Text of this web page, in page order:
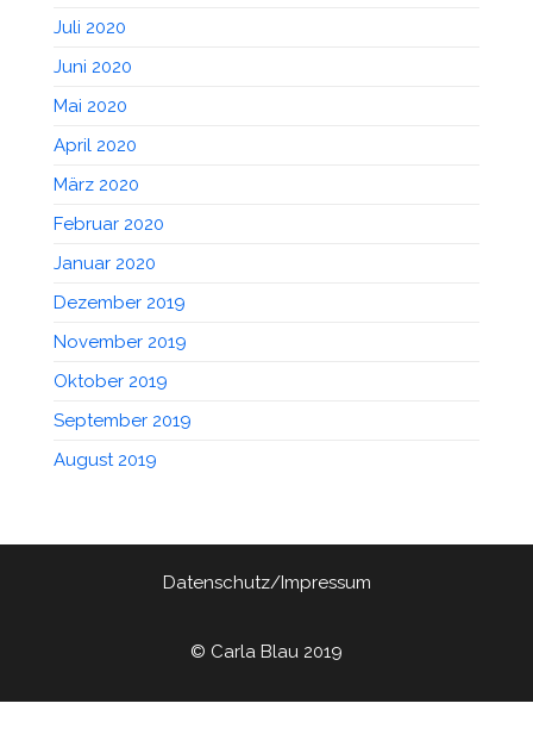
Juli 2020
Juni 2020
Mai 2020
April 2020
März 2020
Februar 2020
Januar 2020
Dezember 2019
November 2019
Oktober 2019
September 2019
August 2019
Datenschutz/Impressum
© Carla Blau 2019